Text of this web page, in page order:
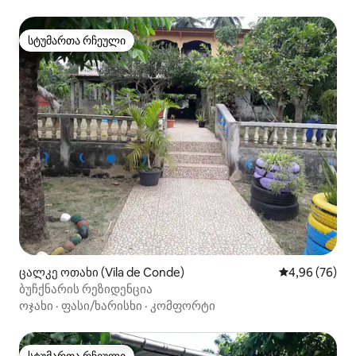
სტუმართა რჩეული
სტუმართა რჩეული
ცალკე ოთახი (Vila de Conde) საშუალო
4,96 (76)
ბუჩქნარის რეზიდენცია
ოჯახი · ფასი/ხარისხი · კომფორტი